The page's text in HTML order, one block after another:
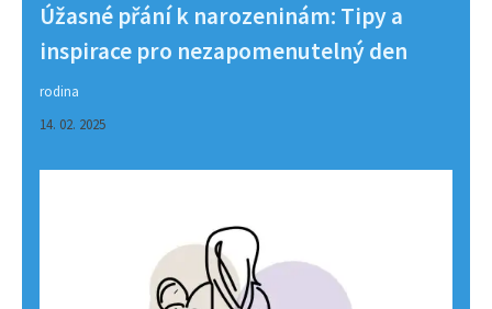
Úžasné přání k narozeninám: Tipy a
inspirace pro nezapomenutelný den
rodina
14. 02. 2025